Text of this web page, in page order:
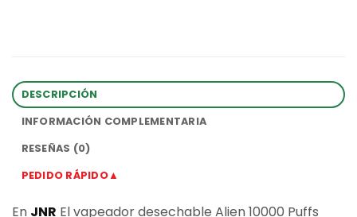
DESCRIPCIÓN
INFORMACIÓN COMPLEMENTARIA
RESEÑAS (0)
PEDIDO RÁPIDO▲
En JNR El vapeador desechable Alien 10000 Puffs